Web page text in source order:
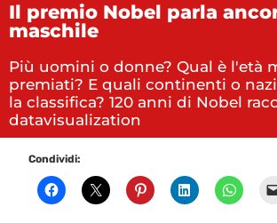
Il premio Nobel parla
maschile
Più uomini o donne? Qual è l'età
premiati? E quali continenti o
la classifica? 120 anni di Nobel
datavisualization
Condividi: